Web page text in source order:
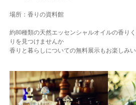
場所：香りの資料館
約80種類の天然エッセンシャルオイルの香り
りを見つけませんか
香りと暮らしについての無料展示もお楽しみ